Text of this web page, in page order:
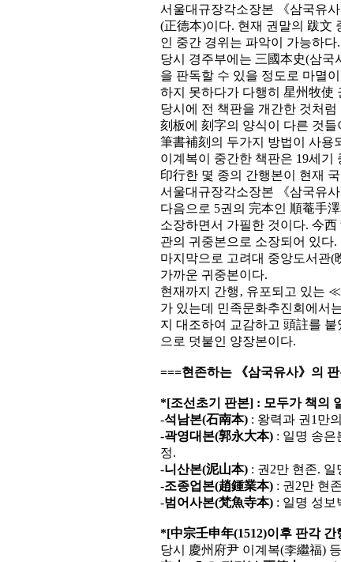
서울대규장각소장본 《삼국유
(正德本)이다. 현재 권말의 跋文
인 중간 경위는 파악이 가능하다.
당시 경주부에는 三國本史(삼국
을 판독할 수 있을 정도로 마멸
하지 못하다가 다행히 星州牧使
당시에 전 책판을 개간한 것처
刻板에 刻字의 양식이 다른 것
筆書補刻의 두가지 방법이 사용
이계복이 중간한 책판은 19세기
印行한 몇 종의 간행본이 현재
서울대규장각소장본 《삼국유
다음으로 5권의 完本인 順菴手
소장하면서 가필한 것이다. 今
관의 귀중본으로 소장되어 있다.
마지막으로 고려대 중앙도서관(
가까운 귀중본이다.
현재까지 간행‚ 유포되고 있는
가 있는데 민족문화추진회에서
지 대조하여 교감하고 頭註를
으로 덧붙인 양장본이다.
===현존하는 《삼국유사》의
*[조선초기 판본] : 모두가 책의
-석남본(石南本) : 왕력과 권1만
-곽영대본(郭永大本) : 일명 송은
정.
-니산본(泥山本) : 권2만 현존. 일
-조종업본(趙鍾業本) : 권2만 현
-범어사본(梵魚寺本) : 일명 성보
*[中宗壬申年(1512)이후 판각
당시 慶州府尹 이계복(李繼福)